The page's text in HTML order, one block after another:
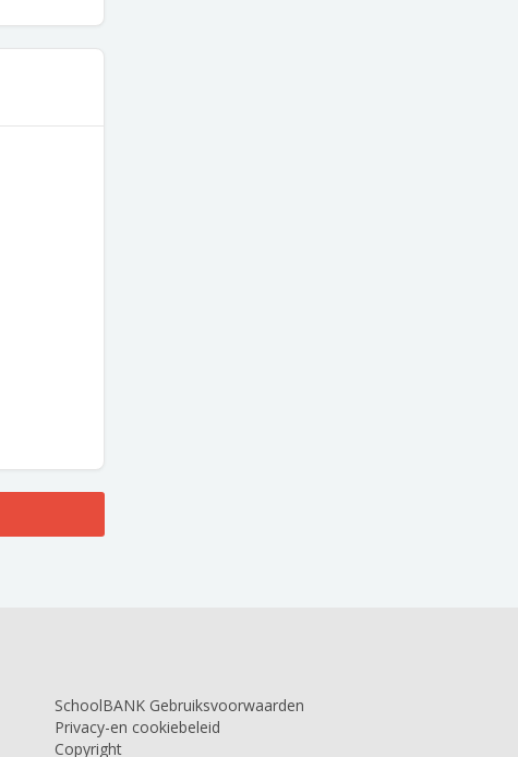
SchoolBANK Gebruiksvoorwaarden
Privacy-en cookiebeleid
Copyright